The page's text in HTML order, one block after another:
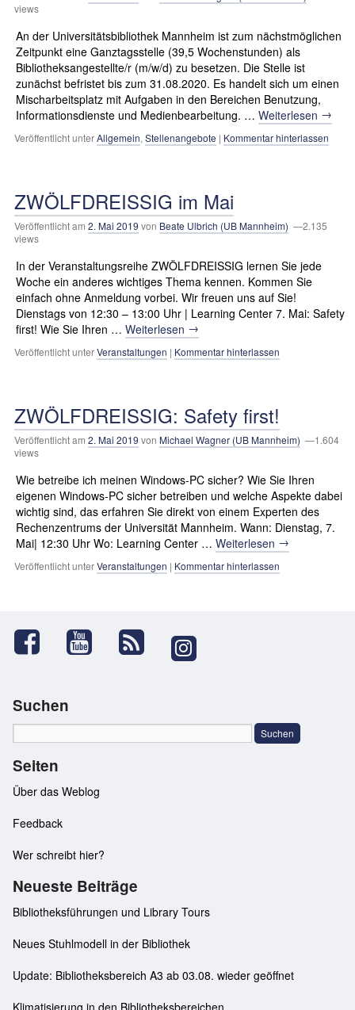
views
An der Universitätsbibliothek Mannheim ist zum nächstmöglichen
Zeitpunkt eine Ganztagsstelle (39,5 Wochenstunden) als
Bibliotheksangestellte/r (m/w/d) zu besetzen. Die Stelle ist
zunächst befristet bis zum 31.08.2020. Es handelt sich um einen
Mischarbeitsplatz mit Aufgaben in den Bereichen Benutzung,
Informationsdienste und Medienbearbeitung. … Weiterlesen →
Veröffentlicht unterAllgemein, Stellenangebote | Kommentar hinterlassen
ZWÖLFDREISSIG im Mai
Veröffentlicht am 2. Mai 2019 von Beate Ulbrich (UB Mannheim) —2.135
views
In der Veranstaltungsreihe ZWÖLFDREISSIG lernen Sie jede
Woche ein anderes wichtiges Thema kennen. Kommen Sie
einfach ohne Anmeldung vorbei. Wir freuen uns auf Sie!
Dienstags von 12:30 – 13:00 Uhr | Learning Center 7. Mai: Safety
first! Wie Sie Ihren … Weiterlesen →
Veröffentlicht unterVeranstaltungen | Kommentar hinterlassen
ZWÖLFDREISSIG: Safety first!
Veröffentlicht am 2. Mai 2019 von Michael Wagner (UB Mannheim) —1.604
views
Wie betreibe ich meinen Windows-PC sicher? Wie Sie Ihren
eigenen Windows-PC sicher betreiben und welche Aspekte dabei
wichtig sind, das erfahren Sie direkt von einem Experten des
Rechenzentrums der Universität Mannheim. Wann: Dienstag, 7.
Mai| 12:30 Uhr Wo: Learning Center … Weiterlesen →
Veröffentlicht unterVeranstaltungen | Kommentar hinterlassen
Suchen
Seiten
Über das Weblog
Feedback
Wer schreibt hier?
Neueste Beiträge
Bibliotheksführungen und Library Tours
Neues Stuhlmodell in der Bibliothek
Update: Bibliotheksbereich A3 ab 03.08. wieder geöffnet
Klimatisierung in den Bibliotheksbereichen